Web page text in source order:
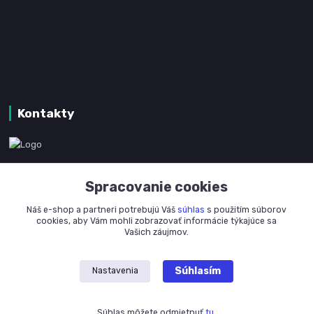
Kontakty
+421 905 327 801
(Po-Pia, 8-16 hod.)
Spracovanie cookies
Náš e-shop a partneri potrebujú Váš súhlas s použitím súborov
cookies, aby Vám mohli zobrazovať informácie týkajúce sa
Vašich záujmov.
Nastavenia Súhlasím